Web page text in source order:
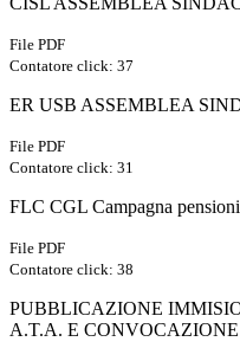
File PDF
Contatore click: 37
ER USB ASSEMBLEA
File PDF
Contatore click: 31
FLC CGL Campagna
File PDF
Contatore click: 38
PUBBLICAZIONE
A.T.A. E